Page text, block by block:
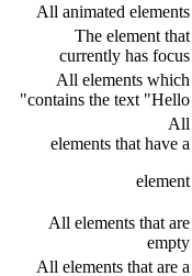
All animated elements
The element that
currently has focus
All elements which
contains the text "Hello"
All
elements that have a
element
All elements that are
empty
All elements that are a